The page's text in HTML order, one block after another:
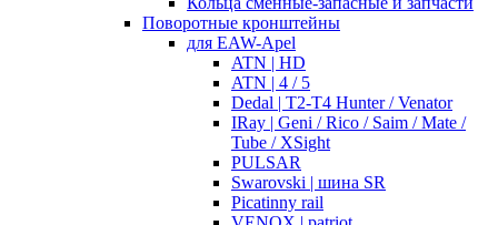
Поворотные кронштейны
для EAW-Apel
ATN | HD
ATN | 4 / 5
Dedal | T2-T4 Hunter / Venator
IRay | Geni / Rico / Saim / Mate /
Tube / XSight
PULSAR
Swarovski | шина SR
Picatinny rail